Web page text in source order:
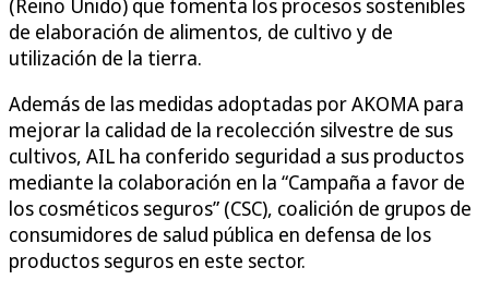
(Reino Unido) que fomenta los procesos sostenibles
de elaboración de alimentos, de cultivo y de
utilización de la tierra.
Además de las medidas adoptadas por AKOMA para
mejorar la calidad de la recolección silvestre de sus
cultivos, AIL ha conferido seguridad a sus productos
mediante la colaboración en la “Campaña a favor de
los cosméticos seguros” (CSC), coalición de grupos de
consumidores de salud pública en defensa de los
productos seguros en este sector.